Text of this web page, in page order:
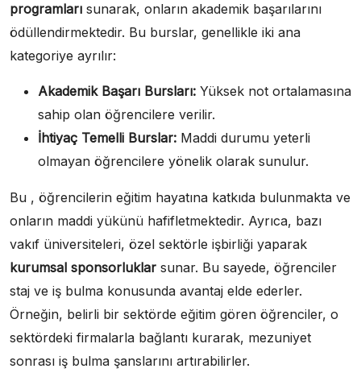
programları sunarak, onların akademik başarılarını
ödüllendirmektedir. Bu burslar, genellikle iki ana
kategoriye ayrılır:
Akademik Başarı Bursları: Yüksek not ortalamasına
sahip olan öğrencilere verilir.
İhtiyaç Temelli Burslar: Maddi durumu yeterli
olmayan öğrencilere yönelik olarak sunulur.
Bu , öğrencilerin eğitim hayatına katkıda bulunmakta ve
onların maddi yükünü hafifletmektedir. Ayrıca, bazı
vakıf üniversiteleri, özel sektörle işbirliği yaparak
kurumsal sponsorluklar sunar. Bu sayede, öğrenciler
staj ve iş bulma konusunda avantaj elde ederler.
Örneğin, belirli bir sektörde eğitim gören öğrenciler, o
sektördeki firmalarla bağlantı kurarak, mezuniyet
sonrası iş bulma şanslarını artırabilirler.